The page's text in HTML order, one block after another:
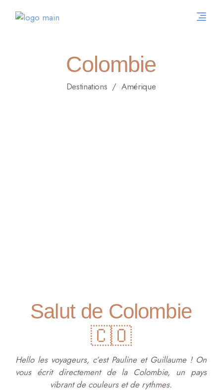
Colombie
Destinations Amérique
Salut de Colombie
🇨🇴
Hello les voyageurs, c’est Pauline et Guillaume ! On
vous écrit directement de la Colombie, un pays
vibrant de couleurs et de rythmes.